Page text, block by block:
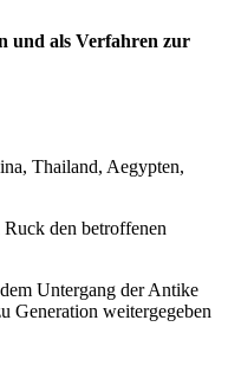
und als Verfahren zur
Thailand, Aegypten,
den betroffenen
Untergang der Antike
Generation weitergegeben